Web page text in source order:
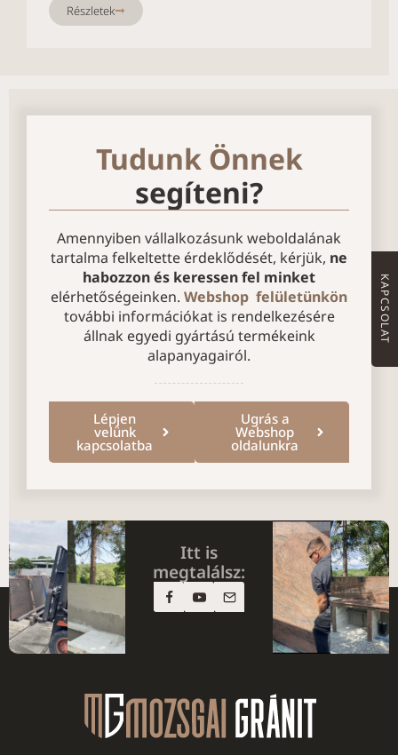
KAPCSOLAT
Részletek
Tudunk Önnek
segíteni?
Amennyiben vállalkozásunk weboldalának
tartalma felkeltette érdeklődését, kérjük, ne
habozzon és keressen fel minket
elérhetőségeinken. Webshop felületünkön
további információkat is rendelkezésére
állnak egyedi gyártású termékeink
alapanyagairól.
Lépjen
velünk
kapcsolatba
Ugrás a
Webshop
oldalunkra
Itt is
megtalálsz: